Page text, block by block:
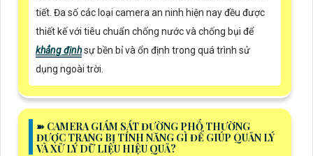
tiết. Đa số các loại camera an ninh hiện nay đều được
thiết kế với tiêu chuẩn chống nước và chống bụi để
khẳng địnhsự bền bỉ và ổn định trong quá trình sử
dụng ngoài trời.
➽ CAMERA GIÁM SÁT ĐƯỜNG PHỐ THƯỜNG
ĐƯỢC TRANG BỊ TÍNH NĂNG GÌ ĐỂ GIÚP QUẢN LÝ
VÀ XỬ LÝ DỮ LIỆU HIỆU QUẢ?